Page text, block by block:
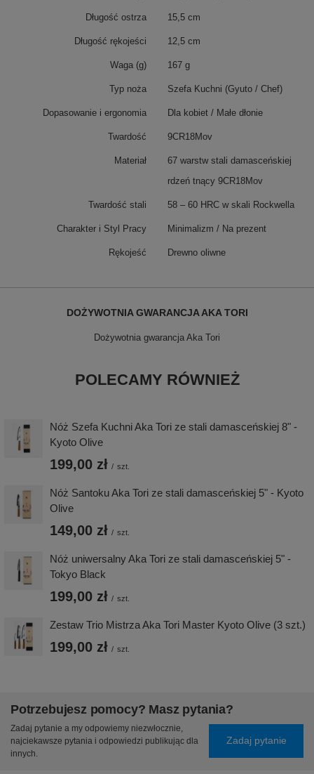
Długość ostrza 15,5 cm
Długość rękojeści 12,5 cm
Waga (g) 167 g
Typ noża Szefa Kuchni (Gyuto / Chef)
Dopasowanie i ergonomia Dla kobiet / Małe dłonie
Twardość 9CR18Mov
Materiał
67 warstw stali damasceńskiej
rdzeń tnący 9CR18Mov
Twardość stali 58 – 60 HRC w skali Rockwella
Charakter i Styl Pracy Minimalizm / Na prezent
Rękojeść Drewno oliwne
DOŻYWOTNIA GWARANCJA AKA TORI
Dożywotnia gwarancja Aka Tori
POLECAMY RÓWNIEŻ
Nóż Szefa Kuchni Aka Tori ze stali damasceńskiej 8" -
Kyoto Olive
199,00 zł / szt.
Nóż Santoku Aka Tori ze stali damasceńskiej 5" - Kyoto
Olive
149,00 zł / szt.
Nóż uniwersalny Aka Tori ze stali damasceńskiej 5" -
Tokyo Black
199,00 zł / szt.
Zestaw Trio Mistrza Aka Tori Master Kyoto Olive (3 szt.)
199,00 zł / szt.
Potrzebujesz pomocy? Masz pytania?
Zadaj pytanie a my odpowiemy niezwłocznie,
najciekawsze pytania i odpowiedzi publikując dla
innych.
Zadaj pytanie